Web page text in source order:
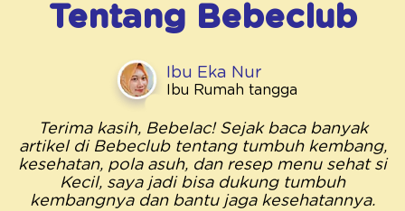
Tentang Bebeclub
Ibu Eka Nur
Ibu Rumah tangga
Terima kasih, Bebelac! Sejak baca banyak
artikel di Bebeclub tentang tumbuh kembang,
kesehatan, pola asuh, dan resep menu sehat si
Kecil, saya jadi bisa dukung tumbuh
kembangnya dan bantu jaga kesehatannya.